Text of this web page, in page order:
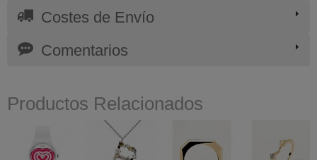
Costes de Envío
Comentarios
Productos Relacionados